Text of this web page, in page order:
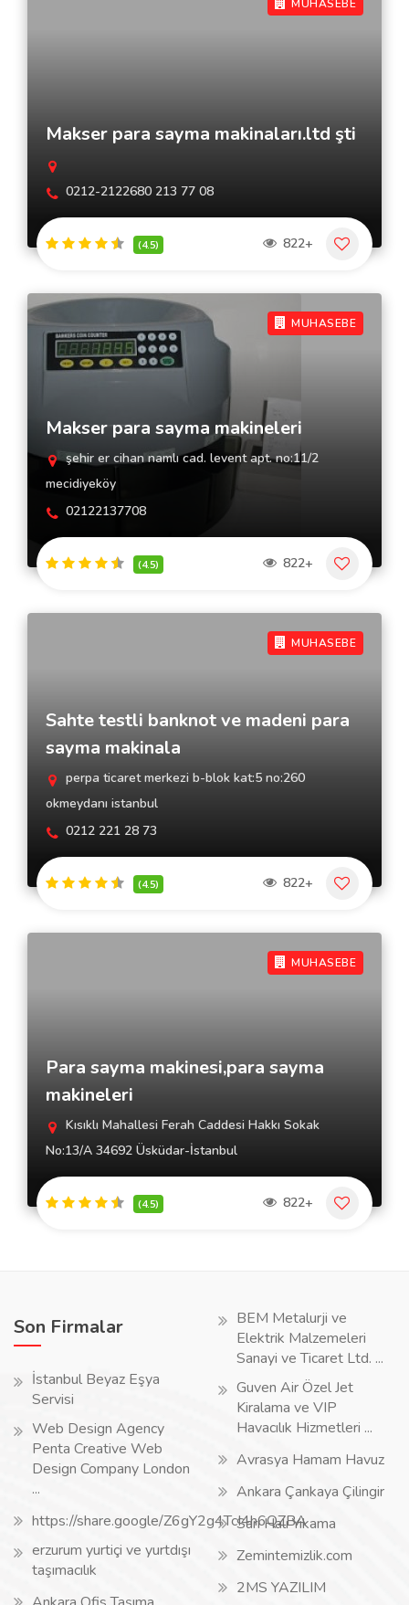
MUHASEBE
Makser para sayma makinaları.ltd şti
0212-2122680 213 77 08
(4.5) 822+
MUHASEBE
Makser para sayma makineleri
şehir er cihan namlı cad. levent apt. no:11/2
mecidiyeköy
02122137708
(4.5) 822+
MUHASEBE
Sahte testli banknot ve madeni para
sayma makinala
perpa ticaret merkezi b-blok kat:5 no:260
okmeydanı istanbul
0212 221 28 73
(4.5) 822+
MUHASEBE
Para sayma makinesi,para sayma
makineleri
Kısıklı Mahallesi Ferah Caddesi Hakkı Sokak
No:13/A 34692 Üsküdar-İstanbul
(4.5) 822+
Son Firmalar
İstanbul Beyaz Eşya
Servisi
Web Design Agency
Penta Creative Web
Design Company London
...
https://share.google/Z6gY2g4TcI4h6QZBA
erzurum yurtiçi ve yurtdışı
taşımacılık
BEM Metalurji ve
Elektrik Malzemeleri
Sanayi ve Ticaret Ltd. ...
Guven Air Özel Jet
Kiralama ve VIP
Havacılık Hizmetleri ...
Avrasya Hamam Havuz
Ankara Çankaya Çilingir
Sarı Halı Yıkama
Zemintemizlik.com
2MS YAZILIM